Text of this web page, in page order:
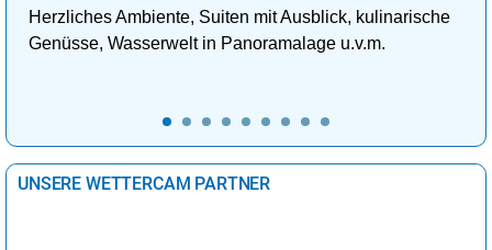
Herzliches Ambiente, Suiten mit Ausblick, kulinarische
Genüsse, Wasserwelt in Panoramalage u.v.m.
UNSERE WETTERCAM PARTNER